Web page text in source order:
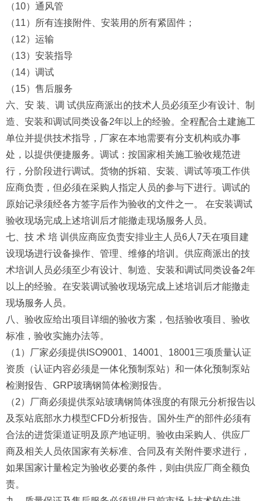
（10）通风管
（11）所有连接附件、安装用的所有紧固件；
（12）运输
（13）安装指导
（14）调试
（15）售后服务
六、安 装、调 试供应商派出的技术人员必须至少有设计、制
造、安装和调试同类设备2年以上的经验。全程配合土建施工
单位并提供技术指导，厂家在本地需要有分支机构或办事
处，以提供便捷服务。调试：按国家相关施工验收规范进
行，分阶段进行调试。货物的拆箱、安装、调试等项工作供
应商负责，但必须在采购人指定人员的参与下进行。调试的
原始记录须经各方签字后作为验收的文件之一。 在安装调试
验收现场完成上述培训后才能撤走现场服务人员。
七、技 术 培 训供应商应负责安排业主人员6人7天在项目建
设现场进行设备操作、管理、维修的培训。供应商派出的技
术培训人员必须至少有设计、制造、安装和调试同类设备2年
以上的经验。在安装调试验收现场完成上述培训后才能撤走
现场服务人员。
八、验收应给出项目详细的验收方案，包括验收项目、验收
标准，验收实施办法等。
（1）厂家必须提供ISO9001、14001、18001三项质量认证
资质（认证内容必须是一体化预制泵站）和一体化预制泵站
检测报告、GRP玻璃钢筒体检测报告。
（2）厂商必须提供泵站玻璃钢筒体强度的有限元分析报告以
及泵站底部水力模型CFD分析报告。国外生产的部件必须有
合法的进货渠道证明及原产地证明。验收由采购人、供应厂
商及相关人员依国家有关标准、合同及有关附件要求进行，
如果国家计量检定为验收必要的条件，则由供应厂商全额负
责。